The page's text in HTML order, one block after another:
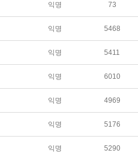
익명 73
익명 5468
익명 5411
익명 6010
익명 4969
익명 5176
익명 5290